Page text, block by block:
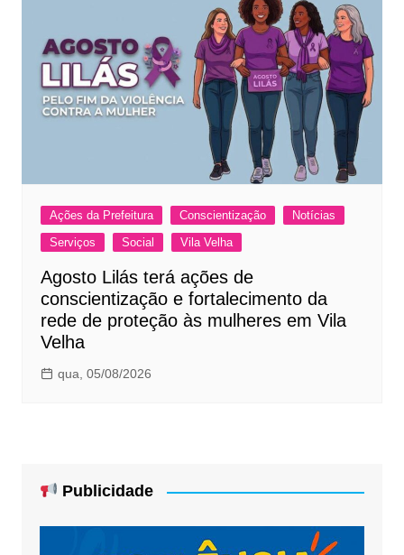
Ações da Prefeitura Conscientização
Notícias
Serviços
Social Vila Velha
Agosto Lilás terá ações de
conscientização e fortalecimento da
rede de proteção às mulheres em Vila
Velha
qua, 05/08/2026
Publicidade